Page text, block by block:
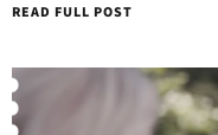
READ FULL POST